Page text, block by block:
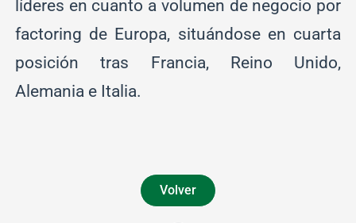
líderes en cuanto a volumen de negocio por
factoring de Europa, situándose en cuarta
posición tras Francia, Reino Unido,
Alemania e Italia.
Volver